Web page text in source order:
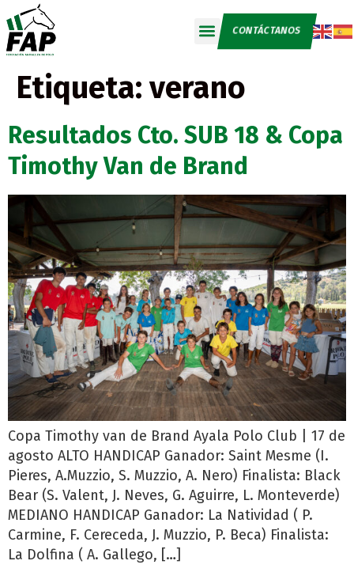
CONTÁCTANOS
Etiqueta: verano
Resultados Cto. SUB 18 & Copa
Timothy Van de Brand
Copa Timothy van de Brand Ayala Polo Club | 17 de
agosto ALTO HANDICAP Ganador: Saint Mesme (I.
Pieres, A.Muzzio, S. Muzzio, A. Nero) Finalista: Black
Bear (S. Valent, J. Neves, G. Aguirre, L. Monteverde)
MEDIANO HANDICAP Ganador: La Natividad ( P.
Carmine, F. Cereceda, J. Muzzio, P. Beca) Finalista:
La Dolfina ( A. Gallego, […]